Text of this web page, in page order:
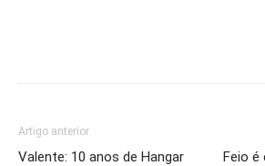
Artigo anterior
Valente: 10 anos de Hangar
Feio é